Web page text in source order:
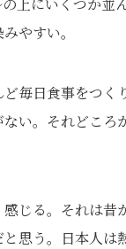
やすい。
毎日食事をつく
い。それどころ
じる。それは昔
思う。日本人は